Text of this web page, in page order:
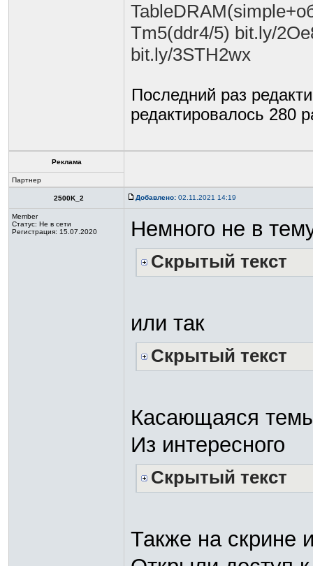
Tm5(ddr4/5) bit.ly/
bit.ly/3STH2wx
Последний раз
редактировалось 280
Реклама
Партнер
2500K_2 Добавлено: 02.11.2021 14:19
Member
Статус: Не в сети
Регистрация: 15.07.2020
Немного не в
Скрытый текст
или так
Скрытый текст
Касающаяся
Из интересного
Скрытый текст
Также на скрине